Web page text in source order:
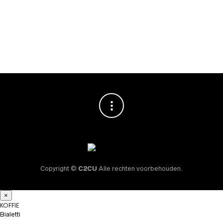
Copyright © C2CU Alle rechten voorbehouden.
×
KOFFIE
Bialetti